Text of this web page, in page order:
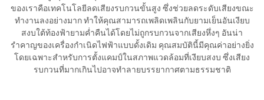
ของเราคือเทคโนโลยีลดเสียงรบกวนขั้นสูง ซึ่งช่วยลดระดับเสียงขณะ
ทำงานลงอย่างมาก ทำให้คุณสามารถเพลิดเพลินกับยามเย็นอันเงียบ
สงบใต้ท้องฟ้ายามค่ำคืนได้โดยไม่ถูกรบกวนจากเสียงหึ่งๆ อันน่า
รำคาญของเครื่องกำเนิดไฟฟ้าแบบดั้งเดิม คุณสมบัตินี้มีคุณค่าอย่างยิ่ง
โดยเฉพาะสำหรับการตั้งแคมป์ในสภาพแวดล้อมที่เงียบสงบ ซึ่งเสียง
รบกวนที่มากเกินไปอาจทำลายบรรยากาศตามธรรมชาติ